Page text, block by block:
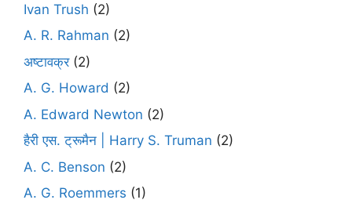
Ivan Trush (2)
A. R. Rahman (2)
अष्टावक्र(2)
A. G. Howard (2)
A. Edward Newton (2)
हैरी एस. ट्रूमैन | Harry S. Truman (2)
A. C. Benson (2)
A. G. Roemmers (1)